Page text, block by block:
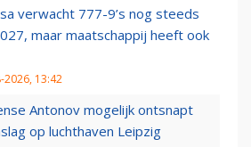
verwacht 777-9’s nog steeds
maar maatschappij heeft ook
2026, 13:42
Antonov mogelijk ontsnapt
op luchthaven Leipzig